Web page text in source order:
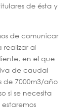
de ésta y
de comunicar
al
en el que
de caudal
de 7000m3/año
si se necesita